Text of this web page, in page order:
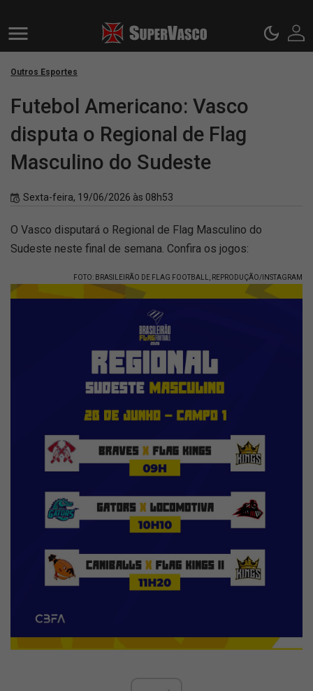
Outros Esportes
Futebol Americano: Vasco
disputa o Regional de Flag
Masculino do Sudeste
Sexta-feira, 19/06/2026 às 08h53
O Vasco disputará o Regional de Flag Masculino do
Sudeste neste final de semana. Confira os jogos:
FOTO: BRASILEIRÃO DE FLAG FOOTBALL, REPRODUÇÃO/INSTAGRAM